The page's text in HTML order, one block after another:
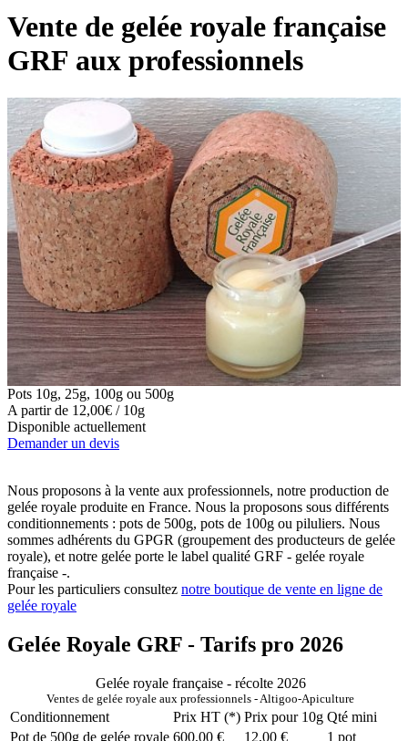
Vente de gelée royale française
GRF aux professionnels
Pots 10g, 25g, 100g ou 500g
A partir de 12,00€ / 10g
Disponible actuellement
Demander un devis
Nous proposons à la vente aux professionnels, notre production de
gelée royale produite en France. Nous la proposons sous différents
conditionnements : pots de 500g, pots de 100g ou piluliers. Nous
sommes adhérents du GPGR (groupement des producteurs de gelée
royale), et notre gelée porte le label qualité GRF - gelée royale
française -.
Pour les particuliers consultez notre boutique de vente en ligne de
gelée royale
Gelée Royale GRF - Tarifs pro 2026
Gelée royale française - récolte 2026
Ventes de gelée royale aux professionnels - Altigoo-Apiculture
Conditionnement Prix HT (*) Prix pour 10g Qté mini
Pot de 500g de gelée royale 600,00 € 12,00 €
1 pot